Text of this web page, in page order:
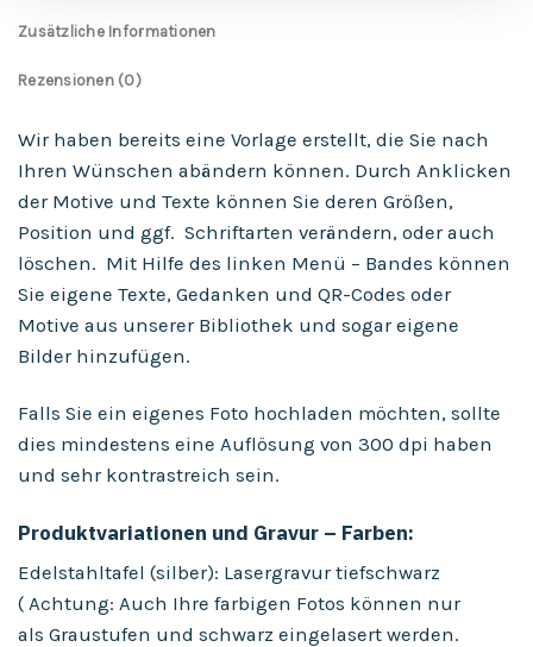
Zusätzliche Informationen
Rezensionen (0)
Wir haben bereits eine Vorlage erstellt, die Sie nach
Ihren Wünschen abändern können. Durch Anklicken
der Motive und Texte können Sie deren Größen,
Position und ggf. Schriftarten verändern, oder auch
löschen. Mit Hilfe des linken Menü – Bandes können
Sie eigene Texte, Gedanken und QR-Codes oder
Motive aus unserer Bibliothek und sogar eigene
Bilder hinzufügen.
Falls Sie ein eigenes Foto hochladen möchten, sollte
dies mindestens eine Auflösung von 300 dpi haben
und sehr kontrastreich sein.
Produktvariationen und Gravur – Farben:
Edelstahltafel (silber): Lasergravur tiefschwarz
( Achtung: Auch Ihre farbigen Fotos können nur
als Graustufen und schwarz eingelasert werden.